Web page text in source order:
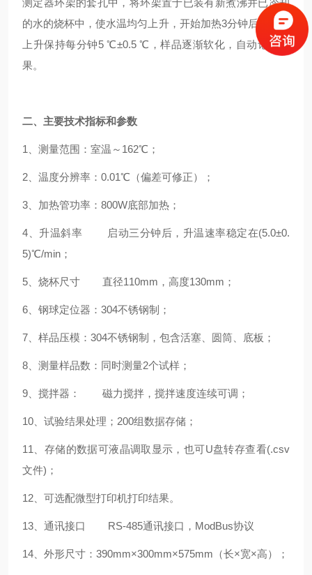
测定器环架的套孔中，将环架置于已装有新煮沸并已冷却
的水的烧杯中，使水温均匀上升，开始加热3分钟后，水温
上升保持每分钟5 ℃±0.5 ℃，样品逐渐软化，自动记录结
果。
二、主要技术指标和参数
1、测量范围：室温～162℃；
2、温度分辨率：0.01℃（偏差可修正）；
3、加热管功率：800W底部加热；
4、升温斜率 启动三分钟后，升温速率稳定在(5.0±0.
5)℃/min；
5、烧杯尺寸 直径110mm，高度130mm；
6、钢球定位器：304不锈钢制；
7、样品压模：304不锈钢制，包含活塞、圆筒、底板；
8、测量样品数：同时测量2个试样；
9、搅拌器： 磁力搅拌，搅拌速度连续可调；
10、试验结果处理；200组数据存储；
11、存储的数据可液晶调取显示，也可U盘转存查看(.csv
文件)；
12、可选配微型打印机打印结果。
13、通讯接口 RS-485通讯接口，ModBus协议
14、外形尺寸：390mm×300mm×575mm（长×宽×高）；